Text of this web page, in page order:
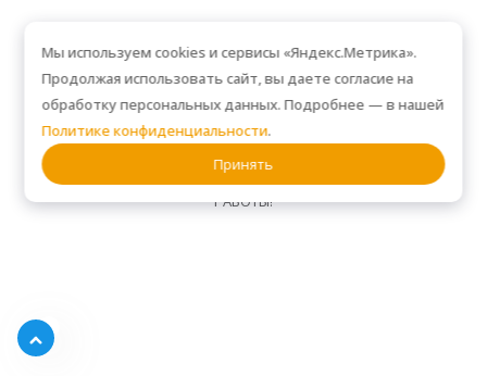
Что говорят клиенты
РЕАЛЬНЫЕ ОТЗЫВЫ ОТ ТЕХ, КТО УЖЕ ОЦЕНИЛ КАЧЕСТВО НАШЕЙ
РАБОТЫ!
Мы используем cookies и сервисы «Яндекс.Метрика».
Продолжая использовать сайт, вы даете согласие на
обработку персональных данных. Подробнее — в нашей
Политике конфиденциальности.
Принять